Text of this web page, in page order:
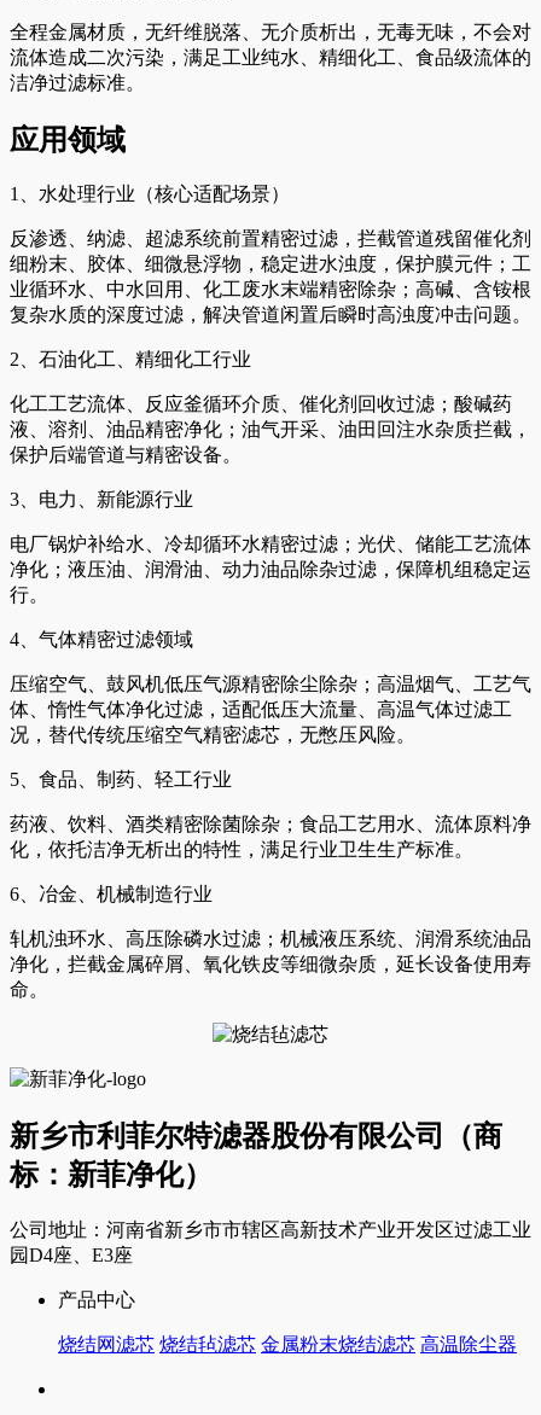
全程金属材质，无纤维脱落、无介质析出，无毒无味，不会对
流体造成二次污染，满足工业纯水、精细化工、食品级流体的
洁净过滤标准。
应用领域
1、水处理行业（核心适配场景）
反渗透、纳滤、超滤系统前置精密过滤，拦截管道残留催化剂
细粉末、胶体、细微悬浮物，稳定进水浊度，保护膜元件；工
业循环水、中水回用、化工废水末端精密除杂；高碱、含铵根
复杂水质的深度过滤，解决管道闲置后瞬时高浊度冲击问题。
2、石油化工、精细化工行业
化工工艺流体、反应釜循环介质、催化剂回收过滤；酸碱药
液、溶剂、油品精密净化；油气开采、油田回注水杂质拦截，
保护后端管道与精密设备。
3、电力、新能源行业
电厂锅炉补给水、冷却循环水精密过滤；光伏、储能工艺流体
净化；液压油、润滑油、动力油品除杂过滤，保障机组稳定运
行。
4、气体精密过滤领域
压缩空气、鼓风机低压气源精密除尘除杂；高温烟气、工艺气
体、惰性气体净化过滤，适配低压大流量、高温气体过滤工
况，替代传统压缩空气精密滤芯，无憋压风险。
5、食品、制药、轻工行业
药液、饮料、酒类精密除菌除杂；食品工艺用水、流体原料净
化，依托洁净无析出的特性，满足行业卫生生产标准。
6、冶金、机械制造行业
轧机浊环水、高压除磷水过滤；机械液压系统、润滑系统油品
净化，拦截金属碎屑、氧化铁皮等细微杂质，延长设备使用寿
命。
新乡市利菲尔特滤器股份有限公司（商
标：新菲净化）
公司地址：河南省新乡市市辖区高新技术产业开发区过滤工业
园D4座、E3座
产品中心
烧结网滤芯 烧结毡滤芯 金属粉末烧结滤芯 高温除尘器